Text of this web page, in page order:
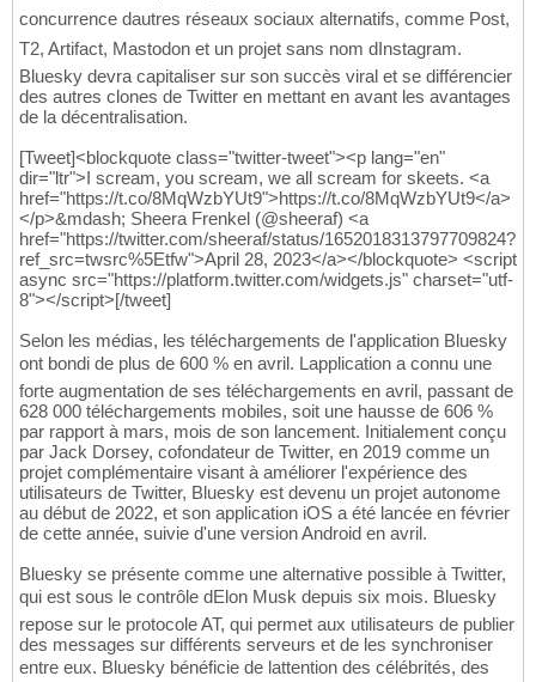
concurrence dautres réseaux sociaux alternatifs, comme Post,
T2, Artifact, Mastodon et un projet sans nom dInstagram.
Bluesky devra capitaliser sur son succès viral et se différencier
des autres clones de Twitter en mettant en avant les avantages
de la décentralisation.
[Tweet]<blockquote class="twitter-tweet"><p lang="en"
dir="ltr">I scream, you scream, we all scream for skeets. <a
href="https://t.co/8MqWzbYUt9">https://t.co/8MqWzbYUt9</a>
</p>&mdash; Sheera Frenkel (@sheeraf) <a
href="https://twitter.com/sheeraf/status/1652018313797709824?
ref_src=twsrc%5Etfw">April 28, 2023</a></blockquote> <script
async src="https://platform.twitter.com/widgets.js" charset="utf-
8"></script>[/tweet]
Selon les médias, les téléchargements de l'application Bluesky
ont bondi de plus de 600 % en avril. Lapplication a connu une
forte augmentation de ses téléchargements en avril, passant de
628 000 téléchargements mobiles, soit une hausse de 606 %
par rapport à mars, mois de son lancement. Initialement conçu
par Jack Dorsey, cofondateur de Twitter, en 2019 comme un
projet complémentaire visant à améliorer l'expérience des
utilisateurs de Twitter, Bluesky est devenu un projet autonome
au début de 2022, et son application iOS a été lancée en février
de cette année, suivie d'une version Android en avril.
Bluesky se présente comme une alternative possible à Twitter,
qui est sous le contrôle dElon Musk depuis six mois. Bluesky
repose sur le protocole AT, qui permet aux utilisateurs de publier
des messages sur différents serveurs et de les synchroniser
entre eux. Bluesky bénéficie de lattention des célébrités, des